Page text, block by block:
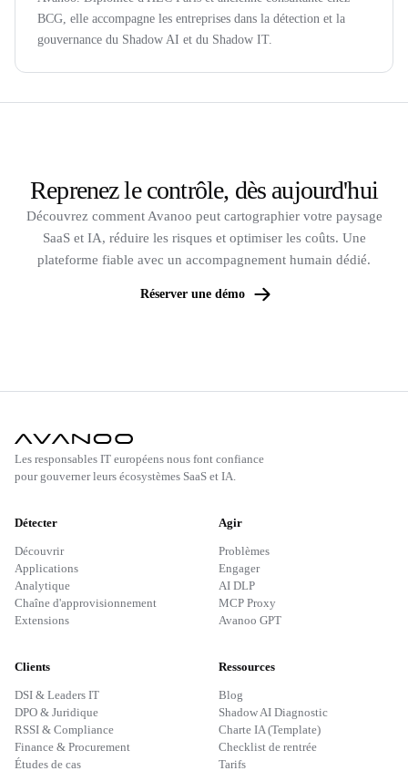
BCG, elle accompagne les entreprises dans la détection et la
gouvernance du Shadow AI et du Shadow IT.
Reprenez le contrôle, dès aujourd'hui
Découvrez comment Avanoo peut cartographier votre paysage
SaaS et IA, réduire les risques et optimiser les coûts. Une
plateforme fiable avec un accompagnement humain dédié.
Réserver une démo
Les responsables IT européens nous font confiance
pour gouverner leurs écosystèmes SaaS et IA.
Détecter
Découvrir
Applications
Analytique
Chaîne d'approvisionnement
Extensions
Agir
Problèmes
Engager
AI DLP
MCP Proxy
Avanoo GPT
Clients
DSI & Leaders IT
DPO & Juridique
RSSI & Compliance
Finance & Procurement
Études de cas
Ressources
Blog
Shadow AI Diagnostic
Charte IA (Template)
Checklist de rentrée
Tarifs